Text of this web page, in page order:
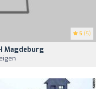
5 (5)
Magdeburg